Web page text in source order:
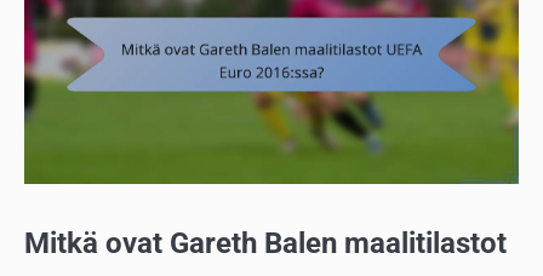
Mitkä ovat Gareth Balen maalitilastot